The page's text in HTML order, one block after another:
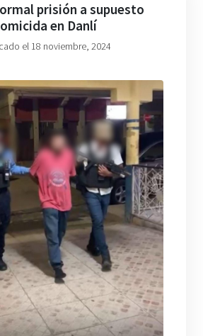
prisión a supuesto
en Danlí
el 18 noviembre, 2024